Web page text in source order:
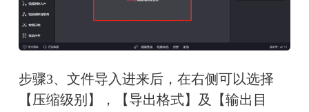
步骤3、文件导入进来后，在右侧可以选择
【压缩级别】，【导出格式】及【输出目